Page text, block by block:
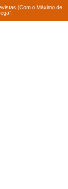
(Com o Máximo de